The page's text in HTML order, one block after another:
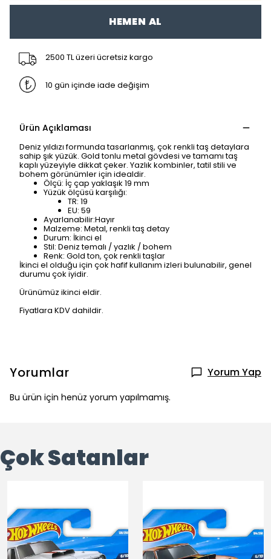
HEMEN AL
2500 TL üzeri ücretsiz kargo
10 gün içinde iade değişim
Ürün Açıklaması
Deniz yıldızı formunda tasarlanmış, çok renkli taş detaylara
sahip şık yüzük. Gold tonlu metal gövdesi ve tamamı taş
kaplı yüzeyiyle dikkat çeker. Yazlık kombinler, tatil stili ve
bohem görünümler için idealdir.
Ölçü: İç çap yaklaşık 19 mm
Yüzük ölçüsü karşılığı:
TR: 19
EU: 59
Ayarlanabilir:Hayır
Malzeme: Metal, renkli taş detay
Durum: İkinci el
Stil: Deniz temalı / yazlık / bohem
Renk: Gold ton, çok renkli taşlar
İkinci el olduğu için çok hafif kullanım izleri bulunabilir, genel
durumu çok iyidir.
Ürünümüz ikinci eldir.
Fiyatlara KDV dahildir.
Yorumlar Yorum Yap
Bu ürün için henüz yorum yapılmamış.
Çok Satanlar